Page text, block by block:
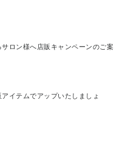
ロン様へ店販キャンペーンのご案
イテムでアップいたしましょ